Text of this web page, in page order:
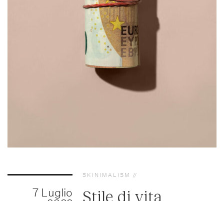
7 Luglio
SKINIMALISM
Stile di vita